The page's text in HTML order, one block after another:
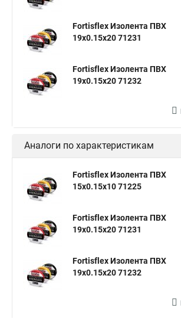
Fortisflex Изолента ПВХ
19х0.15х20 71231
Fortisflex Изолента ПВХ
19х0.15х20 71232
Аналоги по характеристикам
Fortisflex Изолента ПВХ
15х0.15х10 71225
Fortisflex Изолента ПВХ
19х0.15х20 71231
Fortisflex Изолента ПВХ
19х0.15х20 71232